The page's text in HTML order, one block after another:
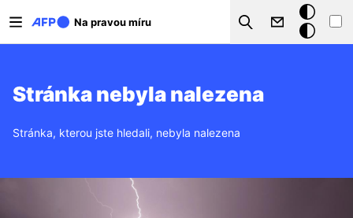
Na pravou míru
Search
Tmavý
režim
Stránka nebyla nalezena
Stránka, kterou jste hledali, nebyla nalezena